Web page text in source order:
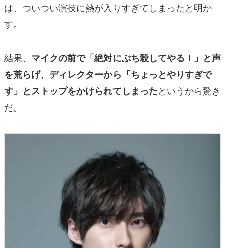
は、ついつい演技に熱が入りすぎてしまったと明か
す。
結果、 マイクの前で「絶対にぶち殺してやる！」と声
を荒らげ、ディレクターから「ちょっとやりすぎで
す」とストップをかけられてしまったというから驚き
だ。